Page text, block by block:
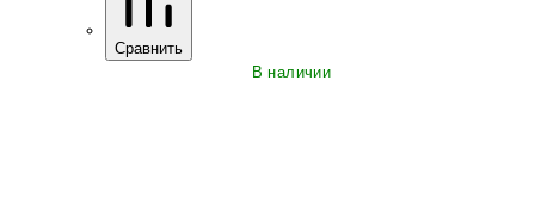
Сравнить
В наличии